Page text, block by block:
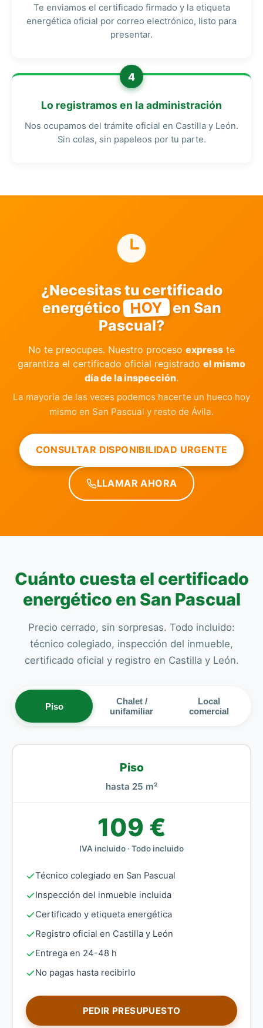
Te enviamos el certificado firmado y la etiqueta
energética oficial por correo electrónico, listo para
presentar.
4
Lo registramos en la administración
Nos ocupamos del trámite oficial en Castilla y León.
Sin colas, sin papeleos por tu parte.
¿Necesitas tu certificado
energético HOY en San
Pascual?
No te preocupes. Nuestro proceso express te
garantiza el certificado oficial registrado el mismo
día de la inspección.
La mayoría de las veces podemos hacerte un hueco hoy
mismo en San Pascual y resto de Ávila.
CONSULTAR DISPONIBILIDAD URGENTE
LLAMAR AHORA
Cuánto cuesta el certificado
energético en San Pascual
Precio cerrado, sin sorpresas. Todo incluido:
técnico colegiado, inspección del inmueble,
certificado oficial y registro en Castilla y León.
Piso
Chalet /
unifamiliar
Local
comercial
Piso
hasta 25 m²
109 €
IVA incluido · Todo incluido
Técnico colegiado en San Pascual
Inspección del inmueble incluida
Certificado y etiqueta energética
Registro oficial en Castilla y León
Entrega en 24-48 h
No pagas hasta recibirlo
PEDIR PRESUPUESTO